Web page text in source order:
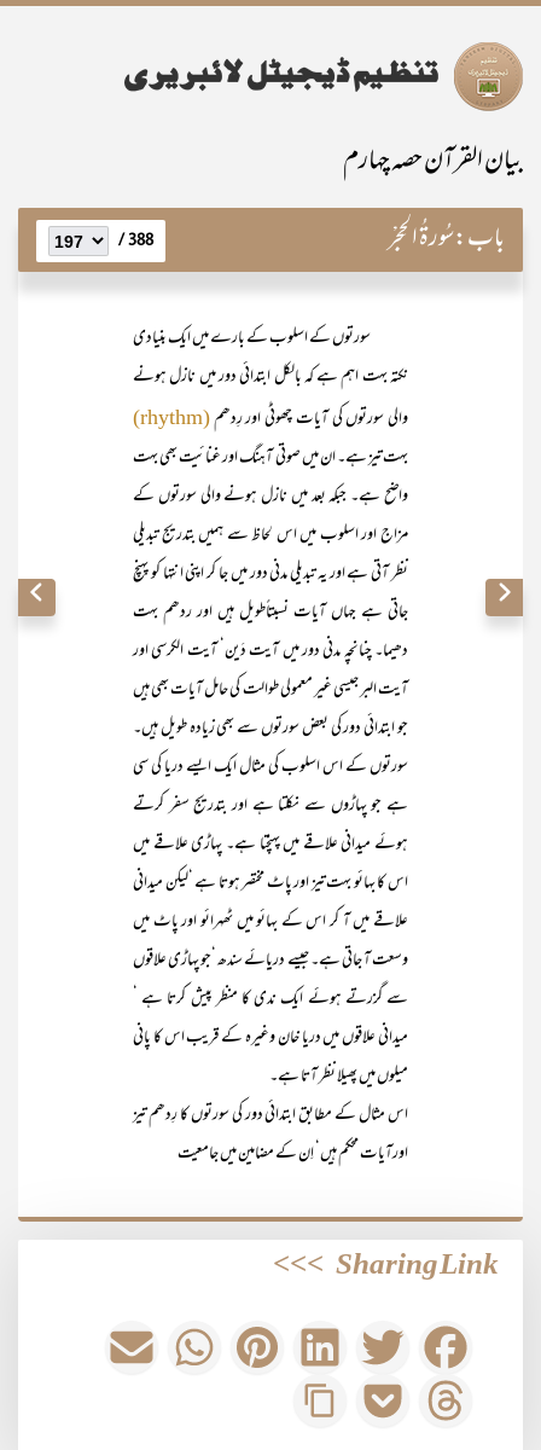
بیان القرآن حصہ چہارم
باب:سُورۃُ الحِجْر 388 /
سورتوں کے اسلوب کے بارے میں ایک بنیادی
نکتہ بہت اہم ہے کہ بالکل ابتدائی دور میں نازل ہونے
والی سورتوں کی آیات چھوٹی اور رِدھم(rhythm)
بہت تیز ہے۔ ان میں صوتی آہنگ اور غنائیت بھی بہت
واضح ہے۔ جبکہ بعد میں نازل ہونے والی سورتوں کے
مزاج اور اسلوب میں اس لحاظ سے ہمیں بتدریج تبدیلی
نظر آتی ہے اور یہ تبدیلی مدنی دور میں جا کر اپنی انتہا کو پہنچ
جاتی ہے جہاں آیات نسبتاًطویل ہیں اور ردھم بہت
دھیما۔ چنانچہ مدنی دور میں آیت دَین‘ آیت الکرسی اور
آیت البر جیسی غیر معمولی طوالت کی حامل آیات بھی ہیں
جو ابتدائی دور کی بعض سورتوں سے بھی زیادہ طویل ہیں۔
سورتوں کے اس اسلوب کی مثال ایک ایسے دریا کی سی
ہے جو پہاڑوں سے نکلتا ہے اور بتدریج سفر کرتے
ہوئے میدانی علاقے میں پہنچتا ہے۔ پہاڑی علاقے میں
اس کا بہائو بہت تیز اور پاٹ مختصر ہوتا ہے ‘لیکن میدانی
علاقے میں آ کر اس کے بہائو میں ٹھہرائو اور پاٹ میں
وسعت آ جاتی ہے۔ جیسے دریائے سندھ ‘جو پہاڑی علاقوں
سے گزرتے ہوئے ایک ندی کا منظر پیش کرتا ہے ‘
میدانی علاقوں میں دریا خان وغیرہ کے قریب اس کا پانی
میلوں میں پھیلا نظر آتا ہے۔
اس مثال کے مطابق ابتدائی دور کی سورتوں کا رِدھم تیز
اورآیات محکم ہیں‘ اِن کے مضامین میں جامعیت
Sharing Link
>>>